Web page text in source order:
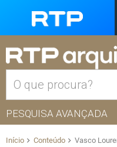
PESQUISA AVANÇADA
Início Conteúdo Vasco